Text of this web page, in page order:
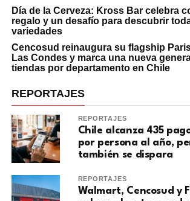
Día de la Cerveza: Kross Bar celebra
regalo y un desafío para descubrir
variedades
Cencosud reinaugura su flagship
Las Condes y marca una nueva
tiendas por departamento en Chile
REPORTAJES
REPORTAJES
Chile alcanza 435
por persona al año,
también se dispara
REPORTAJES
Walmart, Cencosud y